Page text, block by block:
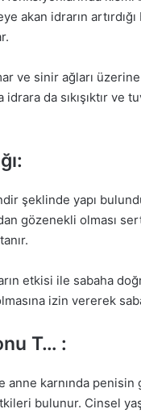
akan idrarın
ve sinir ağları
idrara da sıkışıktır
şeklinde yapı
gözenekli olması
etkisi ile sabaha
izin vererek
T… :
karnında
bulunur. Cinsel